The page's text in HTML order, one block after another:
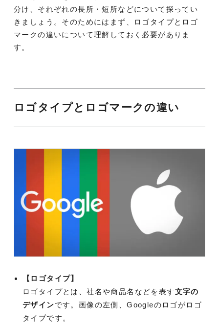
分け、それぞれの長所・短所などについて探ってい
きましょう。そのためにはまず、ロゴタイプとロゴ
マークの違いについて理解しておく必要がありま
す。
ロゴタイプとロゴマークの違い
【ロゴタイプ】
ロゴタイプとは、社名や商品名などを表す文字の
デザインです。画像の左側、Googleのロゴがロゴ
タイプです。